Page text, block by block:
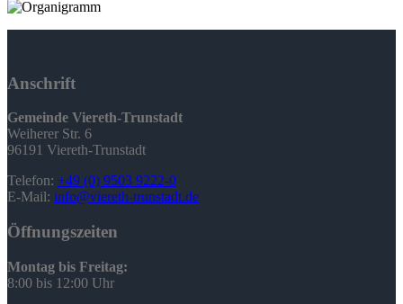
Anschrift
Gemeinde Viereth-Trunstadt
Weiherer Str. 6
96191 Viereth-Trunstadt
Telefon: +49 (0) 9503 9222-0
E-Mail: info@viereth-trunstadt.de
Öffnungszeiten
Montag bis Freitag:
8:00 bis 12:00 Uhr